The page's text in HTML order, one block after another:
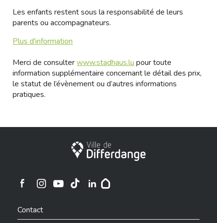
Les enfants restent sous la responsabilité de leurs
parents ou accompagnateurs.
Plus d'information
Merci de consulterwww.stadhaus.lu pour toute
information supplémentaire concernant le détail des prix,
le statut de l’évènement ou d’autres informations
pratiques.
City of Differdange
Ville de Differdange sur Instagram
Contact